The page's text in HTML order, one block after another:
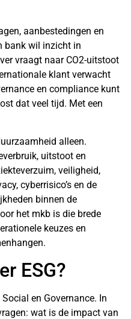
aanbestedingen en
bank wil inzicht in
vraagt naar CO2-uitstoot
klant verwacht
en compliance kunt
dat veel tijd. Met een
alleen.
uitstoot en
veiligheid,
cyberrisico’s en de
binnen de
het mkb is die brede
keuzes en
ESG?
en Governance. In
wat is de impact van